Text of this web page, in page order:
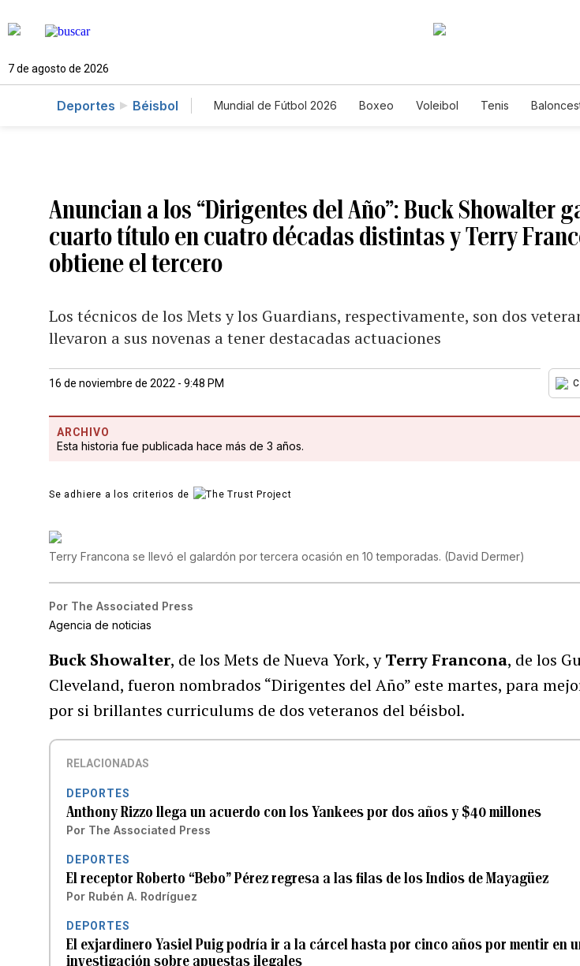
7 de agosto de 2026
Deportes Béisbol Mundial de Fútbol 2026 Boxeo Voleibol Tenis
Anuncian a los “Dirigentes del Año”: Buck Showalter
cuarto título en cuatro décadas distintas y Terry
obtiene el tercero
Los técnicos de los Mets y los Guardians, respectivamente, son dos
llevaron a sus novenas a tener destacadas actuaciones
16 de noviembre de 2022 - 9:48 PM
ARCHIVO
Esta historia fue publicada hace más de 3 años.
Se adhiere a los criterios de
Terry Francona se llevó el galardón por tercera ocasión en 10 temporadas. (David Dermer)
Por The Associated Press
Agencia de noticias
Buck Showalter, de los Mets de Nueva York, yTerry Francona, de los
Cleveland, fueron nombrados “Dirigentes del Año” este martes, para
por si brillantes curriculums de dos veteranos del béisbol.
RELACIONADAS
DEPORTES
Anthony Rizzo llega un acuerdo con los Yankees por dos años y $40 millones
Por The Associated Press
DEPORTES
El receptor Roberto “Bebo” Pérez regresa a las filas de los Indios de Mayagüez
Por Rubén A. Rodríguez
DEPORTES
El exjardinero Yasiel Puig podría ir a la cárcel hasta por cinco años por mentir en
investigación sobre apuestas ilegales